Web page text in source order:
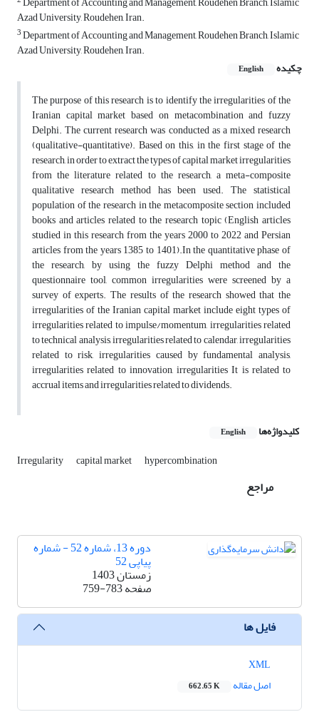
Azad University, Roudehen, Iran.
3Department of Accounting and Management, Roudehen Branch, Islamic
Azad University, Roudehen, Iran.
چکیده
English
The purpose of this research is to identify the irregularities of the
Iranian capital market based on metacombination and fuzzy
Delphi. The current research was conducted as a mixed research
(qualitative-quantitative). Based on this, in the first stage of the
research, in order to extract the types of capital market irregularities
from the literature related to the research, a meta-composite
qualitative research method has been used. The statistical
population of the research in the metacomposite section included
books and articles related to the research topic (English articles
studied in this research from the years 2000 to 2022 and Persian
articles from the years 1385 to 1401).In the quantitative phase of
the research, by using the fuzzy Delphi method and the
questionnaire tool, common irregularities were screened by a
survey of experts. The results of the research showed that the
irregularities of the Iranian capital market include eight types of
irregularities related to impulse/momentum, irregularities related
to technical analysis, irregularities related to calendar, irregularities
related to risk, irregularities caused by fundamental analysis,
irregularities related to innovation, irregularities It is related to
accrual items and irregularities related to dividends.
کلیدواژه‌ها English
Irregularity capital market hypercombination
مراجع
دوره 13، شماره 52 - شماره
پیاپی 52
زمستان 1403
صفحه759-783
فایل ها
اصل مقاله
662.65 K